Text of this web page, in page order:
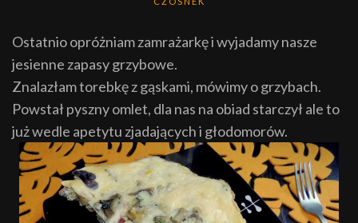
Ostatnio opróżniam zamrażarkę i wyjadamy nasze
jesienne zapasy grzybowe.
Znalazłam torebkę z gąskami, mówimy o grzybach.
Powstał pyszny omlet, dla nas na obiad starczył ale to
już wedle apetytu zjadających i głodomorów.